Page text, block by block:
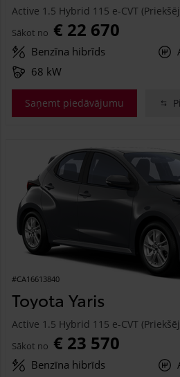
Active 1.5 Hybrid 115 e-CVT
Sākot no € 22 670
Benzīna hibrīds
68 kW
Saņemt piedāvājumu
#CA16613840
Toyota Yaris
Active 1.5 Hybrid 115 e-CVT
Sākot no € 23 570
Benzīna hibrīds